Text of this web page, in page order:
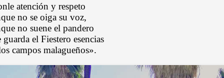
atención y respeto
no se oiga su voz,
no suene el pandero
guarda el Fiestero esencias
campos malagueños».